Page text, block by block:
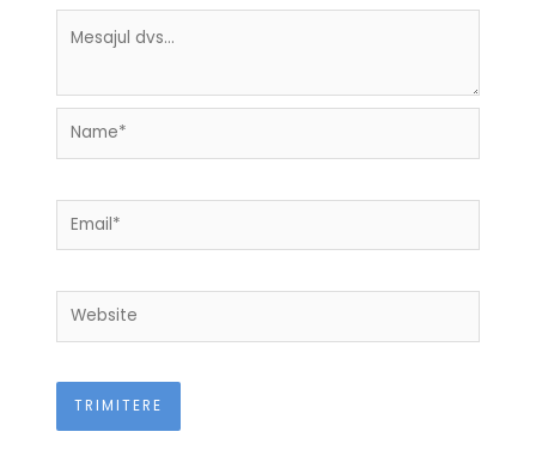
Name*
Email*
Website